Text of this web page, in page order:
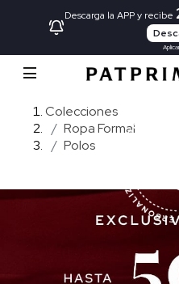
Descarga la APP y recibe
Colecciones
Ropa Formal
Polos